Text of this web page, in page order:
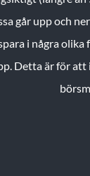
går upp och
i några
Detta är för